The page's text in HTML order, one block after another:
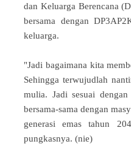
dan Keluarga Berencana
bersama dengan
keluarga.
"Jadi bagaimana kita
Sehingga terwujudlah
mulia. Jadi sesuai
bersama-sama dengan
generasi emas tahun
pungkasnya. (nie)